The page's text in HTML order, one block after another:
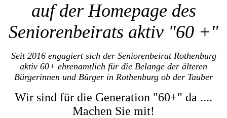
auf der Homepage des
Seniorenbeirats aktiv "60 +"
Seit 2016 engagiert sich der Seniorenbeirat Rothenburg
aktiv 60+ ehrenamtlich für die Belange der älteren
Bürgerinnen und Bürger in Rothenburg ob der Tauber
Wir sind für die Generation "60+" da ....
Machen Sie mit!